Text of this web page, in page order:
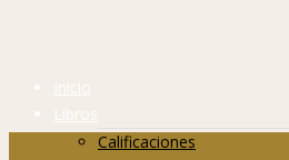
Inicio
Libros
Calificaciones